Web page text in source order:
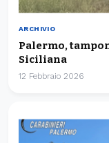
ARCHIVIO
Palermo,
Siciliana
12 Febbraio 2026